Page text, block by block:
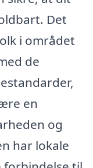
Det
i området
de
en
og
har lokale